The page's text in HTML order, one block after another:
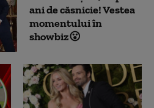
ani de căsnicie! Vestea
momentului în
showbiz😮